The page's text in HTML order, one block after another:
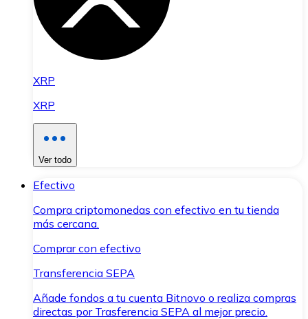
XRP
XRP
Ver todo
Efectivo
Compra criptomonedas con efectivo en tu tienda
más cercana.
Comprar con efectivo
Transferencia SEPA
Añade fondos a tu cuenta Bitnovo o realiza compras
directas por Trasferencia SEPA al mejor precio.